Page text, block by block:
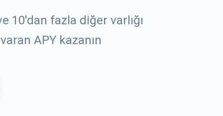
10'dan fazla diğer varlığı
APY kazanın